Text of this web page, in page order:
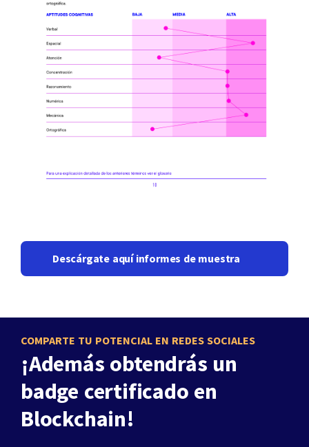
Descárgate aquí informes de muestra
COMPARTE TU POTENCIAL EN REDES SOCIALES
¡Además obtendrás un
badge certificado en
Blockchain!